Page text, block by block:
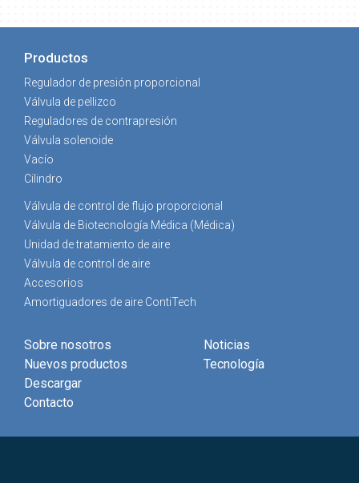
Productos
Regulador de presión proporcional
Válvula de pellizco
Reguladores de contrapresión
Válvula solenoide
Vacío
Cilindro
Válvula de control de flujo proporcional
Válvula de Biotecnología Médica (Médica)
Unidad de tratamiento de aire
Válvula de control de aire
Accesorios
Amortiguadores de aire ContiTech
Sobre nosotros
Nuevos productos
Descargar
Contacto
Noticias
Tecnología